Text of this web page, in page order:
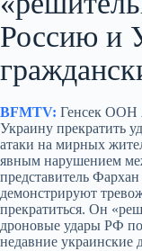
Россию и
BFMTV: Генсек ООН
Украину прекратить
атаки на мирных
явным нарушением
представитель
демонстрируют
прекратиться. Он
дроновые удары РФ
недавние украинские